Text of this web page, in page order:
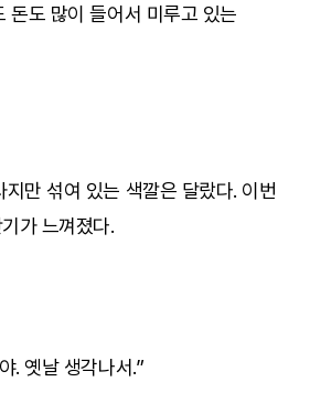
돈도 많이 들어서 미루고 있는
만 섞여 있는 색깔은 달랐다. 이번
가 느껴졌다.
. 옛날 생각나서.”